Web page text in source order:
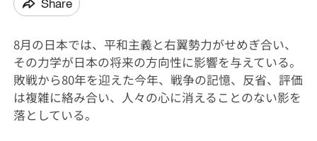
Share
8月の日本では、平和主義と右翼勢力がせめぎ合い、
その力学が日本の将来の方向性に影響を与えている。
敗戦から80年を迎えた今年、戦争の記憶、反省、評価
は複雑に絡み合い、人々の心に消えることのない影を
落としている。